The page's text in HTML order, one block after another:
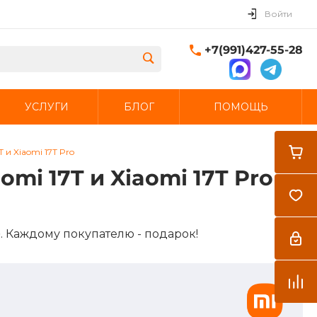
Войти
+7(991)427-55-28
УСЛУГИ БЛОГ ПОМОЩЬ
Xiaomi 17T Pro
17T и Xiaomi 17T Pro
Каждому покупателю - подарок!